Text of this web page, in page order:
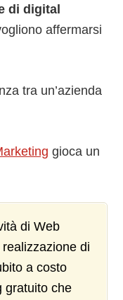
di digital
affermarsi
tra un’azienda
gioca un
di Web
di
a costo
gratuito che